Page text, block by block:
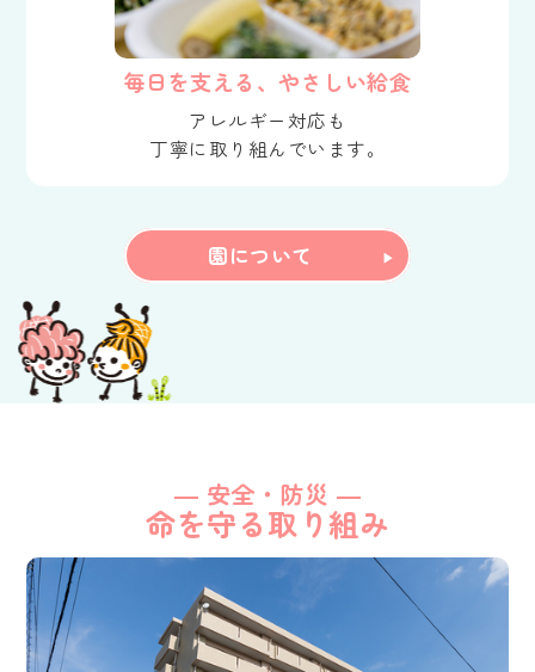
毎日を支える、やさしい給食
アレルギー対応も
丁寧に取り組んでいます。
園について
― 安全・防災 ―
命を守る取り組み